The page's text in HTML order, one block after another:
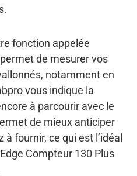
fonction appelée
de mesurer vos
, notamment en
vous indique la
à parcourir avec le
de mieux anticiper
à fournir, ce qui est l’idéal
Compteur 130 Plus